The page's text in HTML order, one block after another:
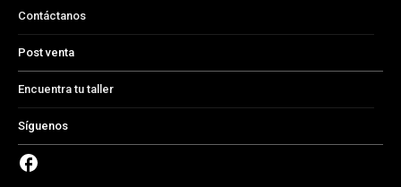
Contáctanos
Post venta
Encuentra tu taller
Síguenos